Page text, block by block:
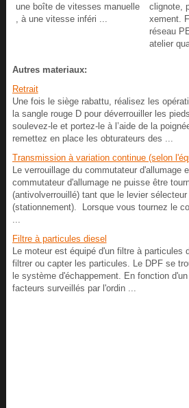
une boîte de vitesses manuelle
, à une vitesse inféri ...
clignote,
xement.
réseau
atelier
Autres materiaux:
Retrait
Une fois le siège rabattu, réalisez les
la sangle rouge D pour déverrouiller les
soulevez-le et portez-le à l’aide de la
remettez en place les obturateurs des ...
Transmission à variation continue (selon
Le verrouillage du commutateur d'allumage
commutateur d'allumage ne puisse être
(antivolverrouillé) tant que le levier
(stationnement). Lorsque vous tournez le
Filtre à particules diesel
Le moteur est équipé d'un filtre à particules
filtrer ou capter les particules. Le DPF se
le système d'échappement. En fonction
facteurs surveillés par l'ordin ...